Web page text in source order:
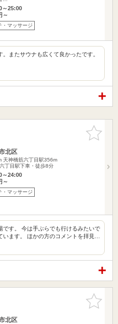
～25:00
～
・マッサージ
またサウナも広くて良かったです。
お気に入
りに追加
北区
天神橋筋六丁目駅356m
丁目駅下車・徒歩8分
～24:00
～
・マッサージ
です。 今は手ぶらでも行けるみたいで
います。 ほかの方のコメントを拝見…
お気に入
りに追加
北区